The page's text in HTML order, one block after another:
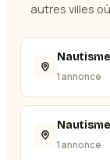
autres villes
1 annonce
1 annonce